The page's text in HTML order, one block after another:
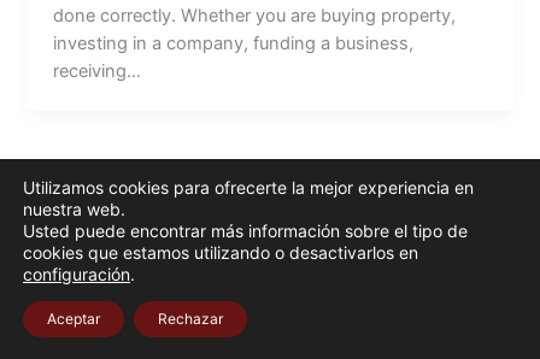
done correctly. Whether you are buying property,
investing in a company, funding a business,
receiving…
Utilizamos cookies para ofrecerte la mejor experiencia en
nuestra web.
Usted puede encontrar más información sobre el tipo de
cookies que estamos utilizando o desactivarlos en
configuración.
Aceptar Rechazar